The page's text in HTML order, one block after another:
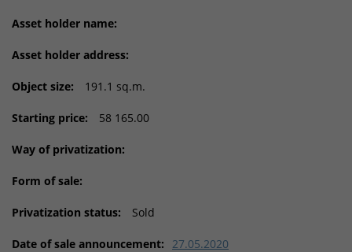
Asset holder name:
Asset holder address:
Object size: 191.1 sq.m.
Starting price: 58 165.00
Way of privatization:
Form of sale:
Privatization status: Sold
Date of sale announcement: 27.05.2020